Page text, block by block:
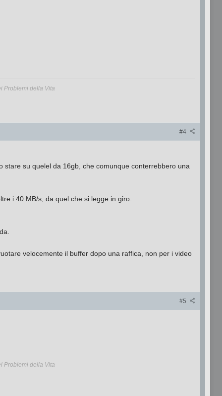
Problemi della Vita
#4
su quelel da 16gb, che comunque conterrebbero una
i 40 MB/s, da quel che si legge in giro.
velocemente il buffer dopo una raffica, non per i video
#5
Problemi della Vita